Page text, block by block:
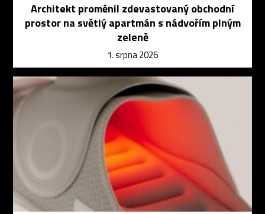
Architekt proměnil zdevastovaný obchodní
prostor na světlý apartmán s nádvořím plným
zeleně
1. srpna 2026